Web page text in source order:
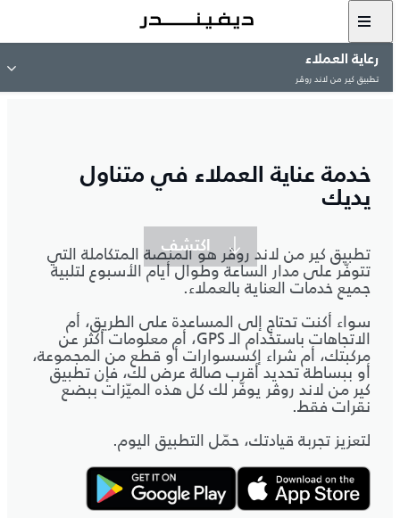
رعاية العملاء
تطبيق كير من لاند روڤر
اكتشف
خدمة عناية العملاء في متناول
يديك
تطبيق كير من لاند روڤر هو المنصة المتكاملة التي
تتوفّر على مدار الساعة وطوال أيام الأسبوع لتلبية
جميع خدمات العناية بالعملاء.
سواء أكنت تحتاج إلى المساعدة على الطريق، أم
الاتجاهات باستخدام الـ GPS، أم معلومات أكثر عن
مركبتك، أم شراء إكسسوارات أو قطع من المجموعة،
أو ببساطة تحديد أقرب صالة عرض لك، فإن تطبيق
كير من لاند روڤر يوفّر لك كل هذه الميّزات ببضع
نقرات فقط.
لتعزيز تجربة قيادتك، حمّل التطبيق اليوم.